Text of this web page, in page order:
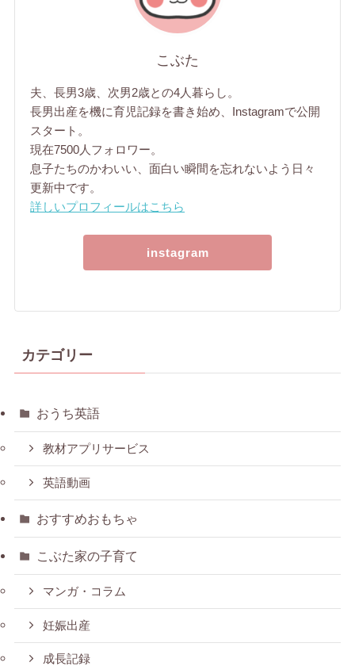
こぶた
夫、長男3歳、次男2歳との4人暮らし。
長男出産を機に育児記録を書き始め、Instagramで公開
スタート。
現在7500人フォロワー。
息子たちのかわいい、面白い瞬間を忘れないよう日々
更新中です。
詳しいプロフィールはこちら
instagram
カテゴリー
おうち英語
教材アプリサービス
英語動画
おすすめおもちゃ
こぶた家の子育て
マンガ・コラム
妊娠出産
成長記録